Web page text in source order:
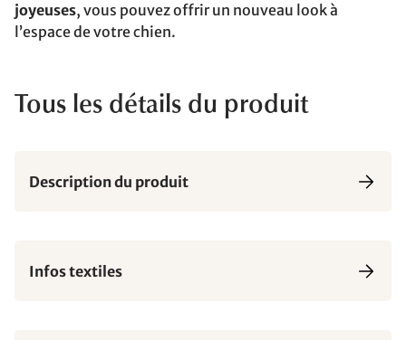
joyeuses, vous pouvez offrir un nouveau look à
l’espace de votre chien.
Tous les détails du produit
Description du produit
Infos textiles